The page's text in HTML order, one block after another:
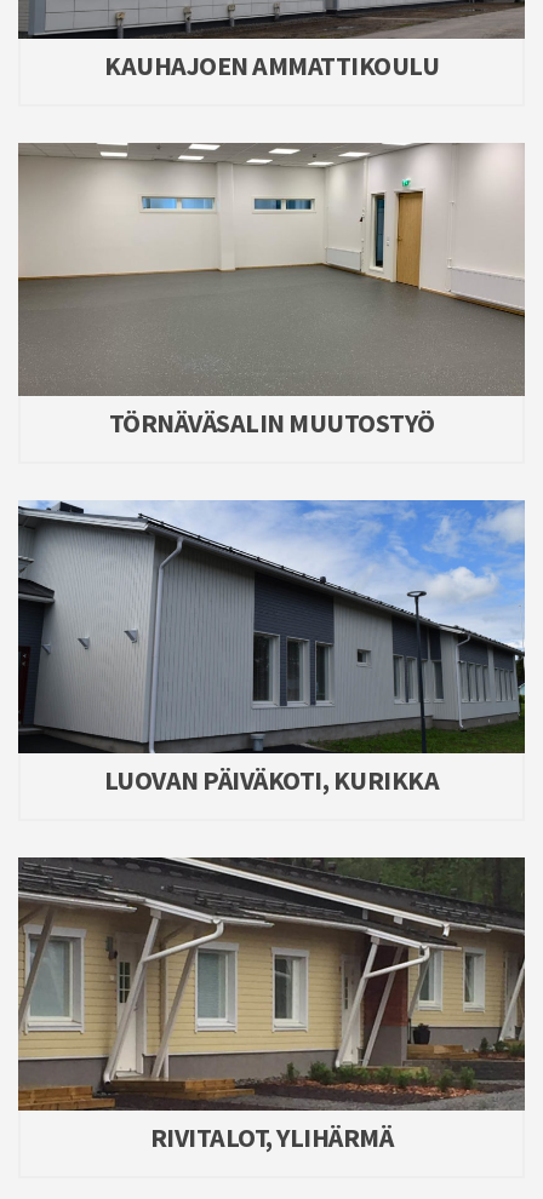
KAUHAJOEN AMMATTIKOULU
TÖRNÄVÄSALIN MUUTOSTYÖ
LUOVAN PÄIVÄKOTI, KURIKKA
RIVITALOT, YLIHÄRMÄ